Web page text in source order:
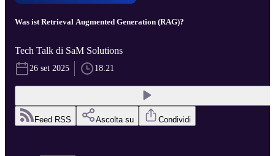
Was ist Retrieval Augmented Generation (RAG)?
Tech Talk di SaM Solutions
26 set 2025 18:21
Feed RSS Ascolta su Condividi